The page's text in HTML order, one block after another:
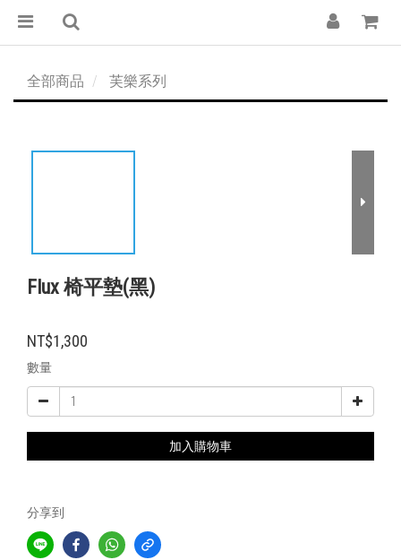
全部商品 芙樂系列
Flux 椅平墊(黑)
NT$1,300
數量
加入購物車
分享到